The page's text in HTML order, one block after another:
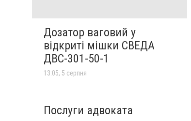
Дозатор ваговий у
відкриті мішки СВЕДА
ДВС-301-50-1
13:05, 5 серпня
Послуги адвоката